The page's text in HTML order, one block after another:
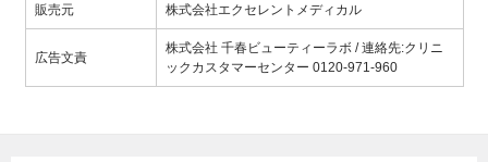
販売元 株式会社エクセレントメディカル
広告文責
株式会社 千春ビューティーラボ / 連絡先:クリニ
ックカスタマーセンター 0120-971-960